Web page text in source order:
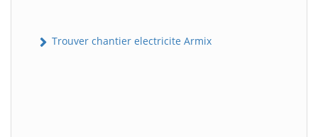
Trouver chantier electricite Armix